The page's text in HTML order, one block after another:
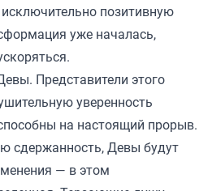
позитивную
уже началась,
Представители этого
уверенность
на настоящий прорыв.
сдержанность, Девы будут
— в этом